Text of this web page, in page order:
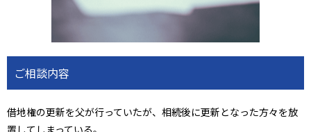
ご相談内容
借地権の更新を父が行っていたが、相続後に更新となった方々を放